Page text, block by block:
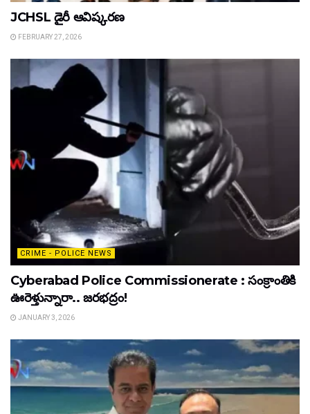
JCHSL డైరీ ఆవిష్కరణ
FEBRUARY 27, 2026
CRIME - POLICE NEWS
Cyberabad Police Commissionerate : సంక్రాంతికి
ఊరెళ్తున్నారా.. జరభద్రం!
JANUARY 3, 2026